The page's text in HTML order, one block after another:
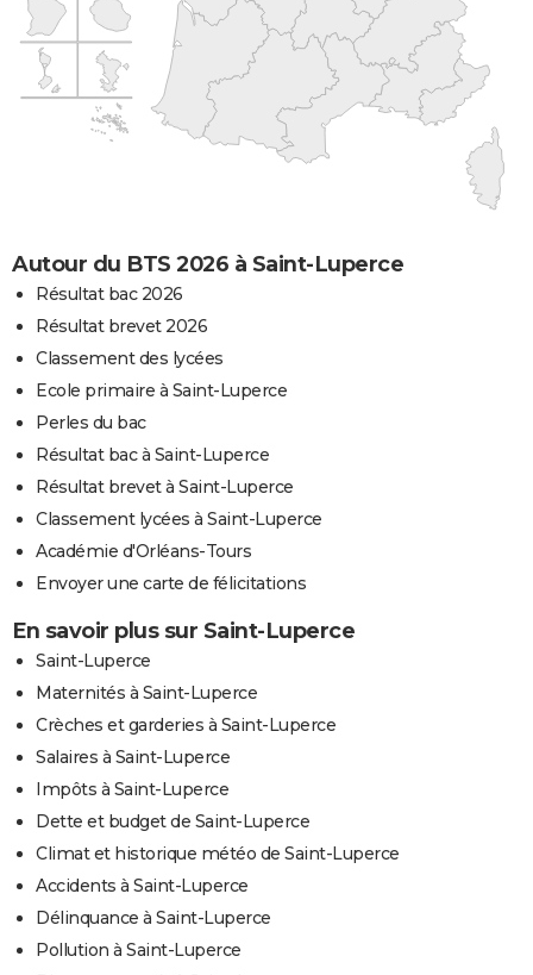
Autour du BTS 2026 à Saint-Luperce
Résultat bac 2026
Résultat brevet 2026
Classement des lycées
Ecole primaire à Saint-Luperce
Perles du bac
Résultat bac à Saint-Luperce
Résultat brevet à Saint-Luperce
Classement lycées à Saint-Luperce
Académie d'Orléans-Tours
Envoyer une carte de félicitations
En savoir plus sur Saint-Luperce
Saint-Luperce
Maternités à Saint-Luperce
Crèches et garderies à Saint-Luperce
Salaires à Saint-Luperce
Impôts à Saint-Luperce
Dette et budget de Saint-Luperce
Climat et historique météo de Saint-Luperce
Accidents à Saint-Luperce
Délinquance à Saint-Luperce
Pollution à Saint-Luperce